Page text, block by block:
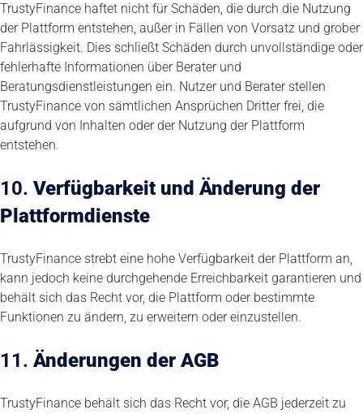
TrustyFinance haftet nicht für Schäden, die durch die Nutzung
der Plattform entstehen, außer in Fällen von Vorsatz und grober
Fahrlässigkeit. Dies schließt Schäden durch unvollständige oder
fehlerhafte Informationen über Berater und
Beratungsdienstleistungen ein. Nutzer und Berater stellen
TrustyFinance von sämtlichen Ansprüchen Dritter frei, die
aufgrund von Inhalten oder der Nutzung der Plattform
entstehen.
10. Verfügbarkeit und Änderung der
Plattformdienste
TrustyFinance strebt eine hohe Verfügbarkeit der Plattform an,
kann jedoch keine durchgehende Erreichbarkeit garantieren und
behält sich das Recht vor, die Plattform oder bestimmte
Funktionen zu ändern, zu erweitern oder einzustellen.
11. Änderungen der AGB
TrustyFinance behält sich das Recht vor, die AGB jederzeit zu